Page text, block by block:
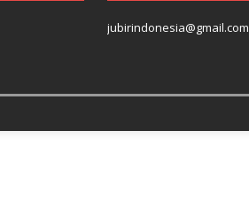
jubirindonesia@gmail.com